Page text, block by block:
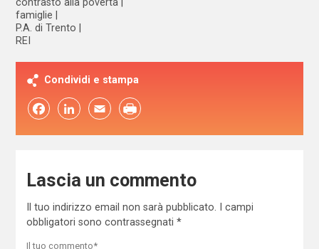
famiglie
P.A. di Trento
REI
Condividi e stampa
FacebookLinkedIn Email
Lascia un commento
Il tuo indirizzo email non sarà pubblicato.
I campi
obbligatori sono contrassegnati *